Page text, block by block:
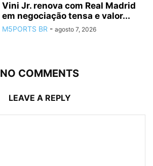
Vini Jr. renova com Real Madrid
em negociação tensa e valor...
M5PORTS BR - agosto 7, 2026
NO COMMENTS
LEAVE A REPLY